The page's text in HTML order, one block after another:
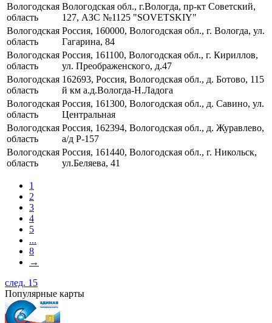
Вологодская
область
Вологодская обл., г.Вологда, пр-кт Советский,
127, АЗС №1125 "SOVETSKIY"
Вологодская
область
Россия, 160000, Вологодская обл., г. Вологда, ул.
Гагарина, 84
Вологодская
область
Россия, 161100, Вологодская обл., г. Кириллов,
ул. Преображенского, д.47
Вологодская
область
162693, Россия, Вологодская обл., д. Ботово, 115
й км а.д.Вологда-Н.Ладога
Вологодская
область
Россия, 161300, Вологодская обл., д. Савино, ул.
Центральная
Вологодская
область
Россия, 162394, Вологодская обл., д. Журавлево,
а/д Р-157
Вологодская
область
Россия, 161440, Вологодская обл., г. Никольск,
ул.Беляева, 41
1
2
3
4
5
...
8
→
след. 15
Популярные карты